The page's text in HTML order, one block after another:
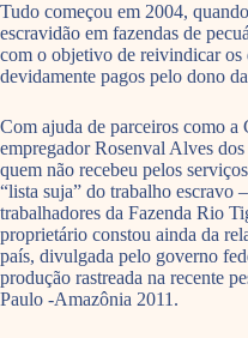
Tudo começou em 2004,
escravidão em fazendas de
com o objetivo de reivindicar os
devidamente pagos pelo dono
Com ajuda de parceiros como a
empregador Rosenval Alves
quem não recebeu pelos
“lista suja” do trabalho escravo
trabalhadores da Fazenda Rio
proprietário constou ainda da
país, divulgada pelo governo
produção rastreada na recente
Paulo -Amazônia 2011.